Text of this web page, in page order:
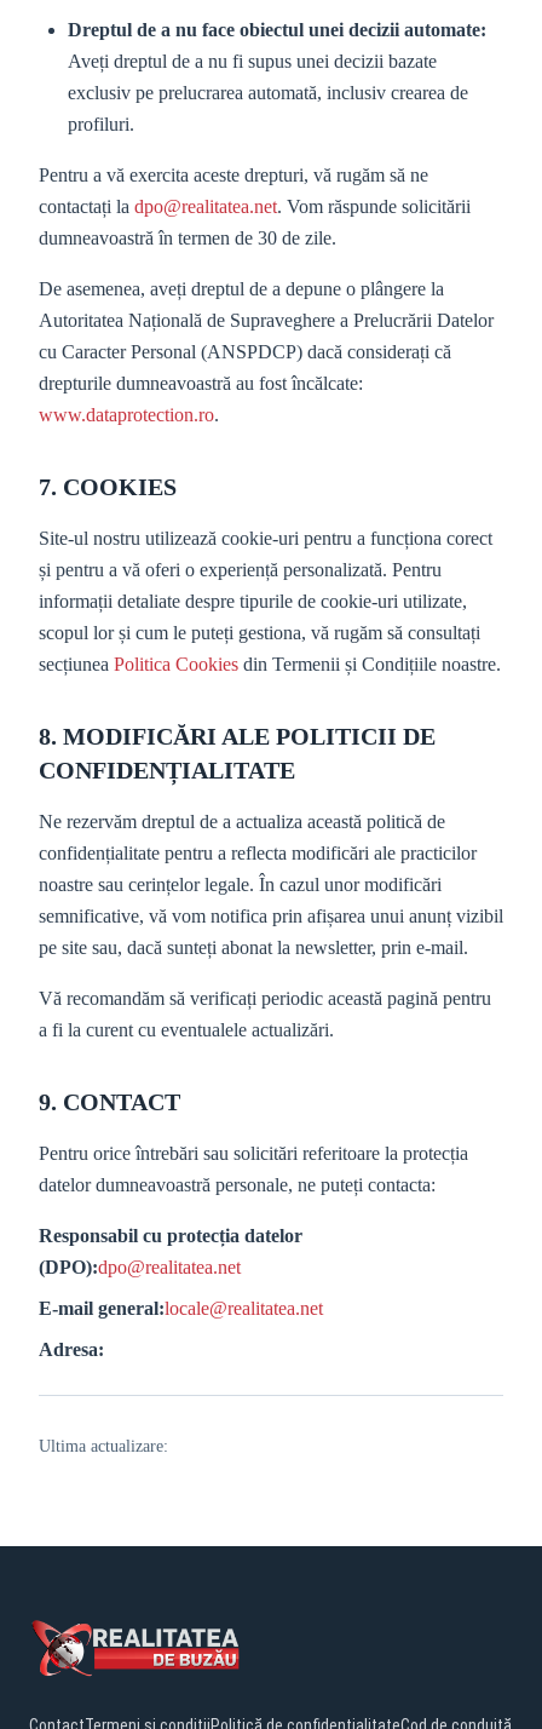
Dreptul de a nu face obiectul unei decizii automate:
Aveți dreptul de a nu fi supus unei decizii bazate
exclusiv pe prelucrarea automată, inclusiv crearea de
profiluri.
Pentru a vă exercita aceste drepturi, vă rugăm să ne
contactați la dpo@realitatea.net. Vom răspunde solicitării
dumneavoastră în termen de 30 de zile.
De asemenea, aveți dreptul de a depune o plângere la
Autoritatea Națională de Supraveghere a Prelucrării Datelor
cu Caracter Personal (ANSPDCP) dacă considerați că
drepturile dumneavoastră au fost încălcate:
www.dataprotection.ro.
7. COOKIES
Site-ul nostru utilizează cookie-uri pentru a funcționa corect
și pentru a vă oferi o experiență personalizată. Pentru
informații detaliate despre tipurile de cookie-uri utilizate,
scopul lor și cum le puteți gestiona, vă rugăm să consultați
secțiunea Politica Cookies din Termenii și Condițiile noastre.
8. MODIFICĂRI ALE POLITICII DE
CONFIDENȚIALITATE
Ne rezervăm dreptul de a actualiza această politică de
confidențialitate pentru a reflecta modificări ale practicilor
noastre sau cerințelor legale. În cazul unor modificări
semnificative, vă vom notifica prin afișarea unui anunț vizibil
pe site sau, dacă sunteți abonat la newsletter, prin e-mail.
Vă recomandăm să verificați periodic această pagină pentru
a fi la curent cu eventualele actualizări.
9. CONTACT
Pentru orice întrebări sau solicitări referitoare la protecția
datelor dumneavoastră personale, ne puteți contacta:
Responsabil cu protecția datelor
(DPO):dpo@realitatea.net
E-mail general:locale@realitatea.net
Adresa:
Ultima actualizare: